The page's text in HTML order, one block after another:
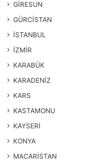
GİRESUN
GÜRCİSTAN
İSTANBUL
İZMİR
KARABÜK
KARADENİZ
KARS
KASTAMONU
KAYSERİ
KONYA
MACARİSTAN